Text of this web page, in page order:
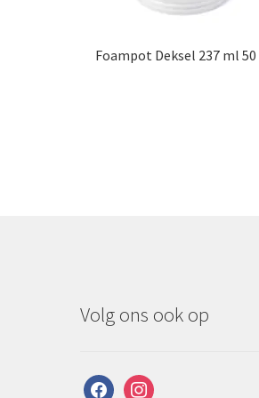
Foampot Deksel 237 ml
Volg ons ook op
facebookinstagram